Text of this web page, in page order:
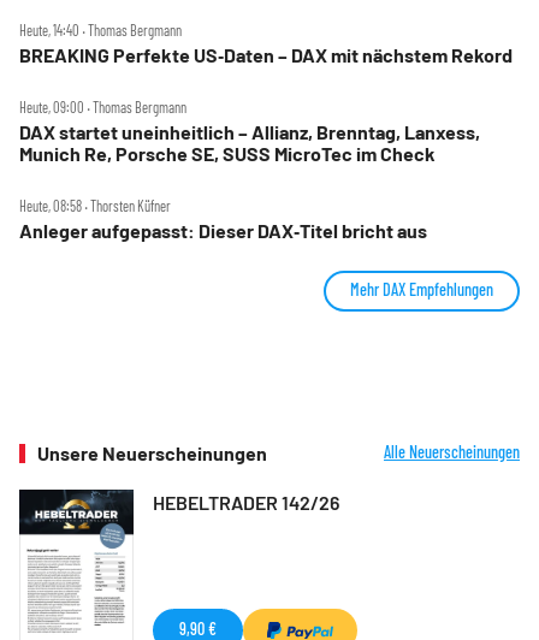
Heute, 14:40 ‧ Thomas Bergmann
BREAKING Perfekte US‑Daten – DAX mit nächstem Rekord
Heute, 09:00 ‧ Thomas Bergmann
DAX startet uneinheitlich – Allianz, Brenntag, Lanxess,
Munich Re, Porsche SE, SUSS MicroTec im Check
Heute, 08:58 ‧ Thorsten Küfner
Anleger aufgepasst: Dieser DAX‑Titel bricht aus
Mehr DAX Empfehlungen
Unsere Neuerscheinungen Alle Neuerscheinungen
HEBELTRADER 142/26
9,90 €